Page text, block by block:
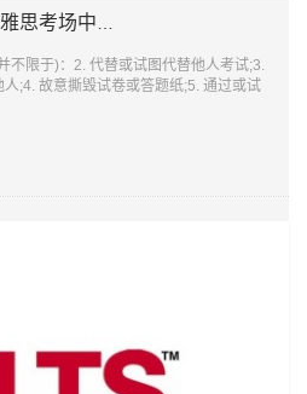
不限于)：2. 代替或试图代替他人考试;3.
;4. 故意撕毁试卷或答题纸;5. 通过或试